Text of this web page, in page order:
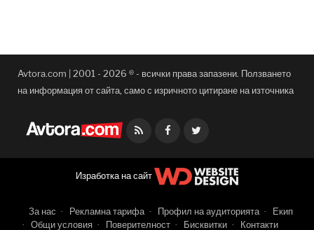
Avtora.com | 2001 - 2026 ® - всички права запазени. Ползването
на информация от сайта, само с изричното цитиране на източника
Facebook
Изработка на сайт
За нас Рекламна тарифа Профил на аудиторията
Екип
Общи условия
Поверителност Бисквитки Контакти